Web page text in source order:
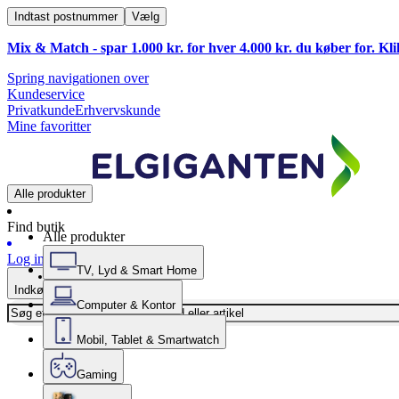
Indtast postnummer Vælg
Mix & Match - spar 1.000 kr. for hver 4.000 kr. du køber for.
Spring navigationen over
Kundeservice
PrivatkundeErhvervskunde
Mine favoritter
Alle produkter
Find butik
Log ind
Indkøbskurv
Alle produkter
TV, Lyd & Smart Home
Computer & Kontor
Mobil, Tablet & Smartwatch
Gaming